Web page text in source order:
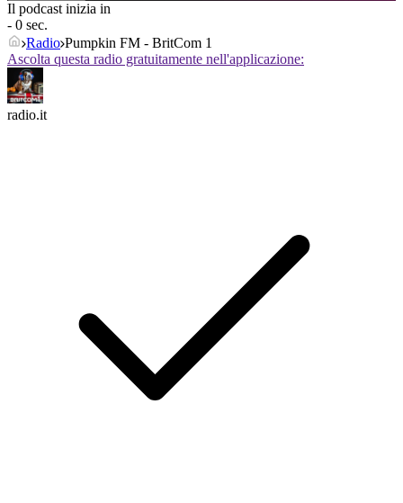
Il podcast inizia in
- 0 sec.
Radio Pumpkin FM - BritCom 1
Ascolta questa radio gratuitamente nell'applicazione:
radio.it